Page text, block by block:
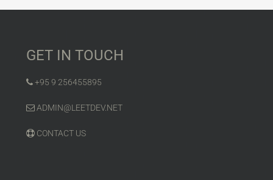
GET IN TOUCH
+95 9 256455895
ADMIN@LEETDEV.NET
CONTACT US